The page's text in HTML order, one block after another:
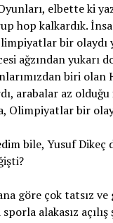
elbette ki
hop kalkardık.
bir
ağzından yukarı
biri olan
arabalar az
Olimpiyatlar bir
bile, Yusuf
göre çok tatsız
alakasız